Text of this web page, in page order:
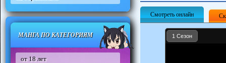
МАНГА ПО КАТЕГОРИЯМ
от 18 лет
Смотреть онлайн
1 Сезон